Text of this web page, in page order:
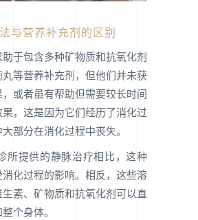
与营养补充剂的区别
助于包含多种矿物质和抗氧化剂
等营养补充剂，但他们并未获
或者虽有帮助但需要较长时间
，这是因为它们经历了消化过
部分在消化过程中丧失。
所提供的静脉治疗相比，这种
化过程的影响。相反，这些溶
素、矿物质和抗氧化剂可以直
个身体。